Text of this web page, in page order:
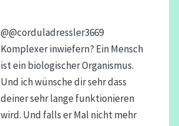
@@corduladressler3669
Komplexer inwiefern? Ein Mensch
ist ein biologischer Organismus.
Und ich wünsche dir sehr dass
deiner sehr lange funktionieren
wird. Und falls er Mal nicht mehr